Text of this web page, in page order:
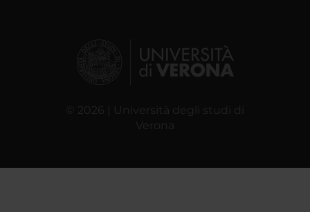
© 2026 | Università degli studi di
Verona